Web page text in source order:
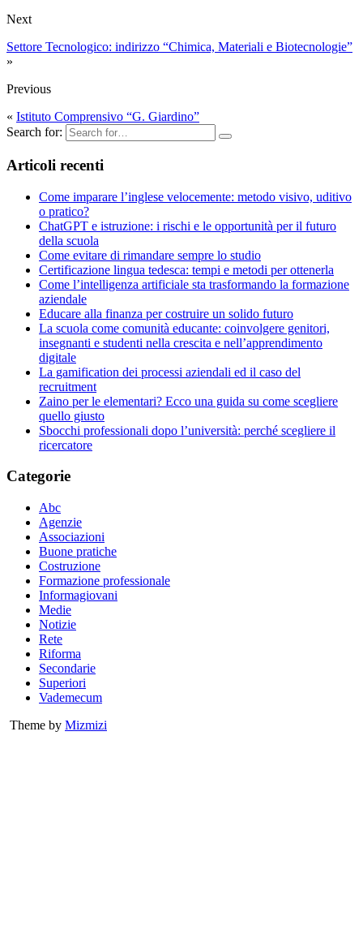
Next
Settore Tecnologico: indirizzo “Chimica, Materiali e Biotecnologie”
»
Previous
« Istituto Comprensivo “G. Giardino”
Search for:
Articoli recenti
Come imparare l’inglese velocemente: metodo visivo, uditivo
o pratico?
ChatGPT e istruzione: ​i rischi e le opportunità per il futuro
della scuola
Come evitare di rimandare sempre lo studio
Certificazione lingua tedesca: tempi e metodi per ottenerla
Come l’intelligenza artificiale sta trasformando la formazione
aziendale
Educare alla finanza per costruire un solido futuro
La scuola come comunità educante: coinvolgere genitori,
insegnanti e studenti nella crescita e nell’apprendimento
digitale
La gamification dei processi aziendali ed il caso del
recruitment
Zaino per le elementari? Ecco una guida su come scegliere
quello giusto
Sbocchi professionali dopo l’università: perché scegliere il
ricercatore
Categorie
Abc
Agenzie
Associazioni
Buone pratiche
Costruzione
Formazione professionale
Informagiovani
Medie
Notizie
Rete
Riforma
Secondarie
Superiori
Vademecum
Theme by Mizmizi